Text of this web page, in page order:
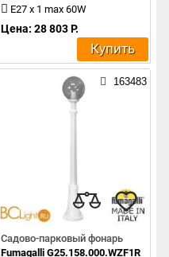
E27 x 1 max 60W
Цена: 28 803 Р.
Купить
163483
Садово-парковый фонарь
Fumagalli G25.158.000.WZF1R